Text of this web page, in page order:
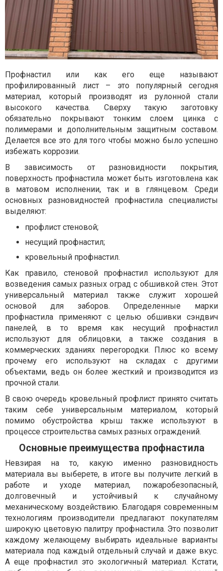
Профнастил или как его еще называют
профилированный лист – это популярный сегодня
материал, который производят из рулонной стали
высокого качества. Сверху такую заготовку
обязательно покрывают тонким слоем цинка с
полимерами и дополнительным защитным составом.
Делается все это для того чтобы можно было успешно
избежать коррозии.
В зависимость от разновидности покрытия,
поверхность профнастила может быть изготовлена как
в матовом исполнении, так и в глянцевом. Среди
основных разновидностей профнастила специалисты
выделяют:
профлист стеновой;
несущий профнастил;
кровельный профнастил.
Как правило, стеновой профнастил используют для
возведения самых разных оград с обшивкой стен. Этот
универсальный материал также служит хорошей
основой для заборов. Определенные марки
профнастила применяют с целью обшивки сэндвич
панелей, в то время как несущий профнастил
используют для облицовки, а также создания в
коммерческих зданиях перегородки. Плюс ко всему
прочему его используют на складах с другими
объектами, ведь он более жесткий и производится из
прочной стали.
В свою очередь кровельный профлист принято считать
таким себе универсальным материалом, который
помимо обустройства крыш также используют в
процессе строительства самых разных ограждений.
Основные преимущества профнастила
Невзирая на то, какую именно разновидность
материала вы выберете, в итоге вы получите легкий в
работе и уходе материал, пожаробезопасный,
долговечный и устойчивый к случайному
механическому воздействию. Благодаря современным
технологиям производители предлагают покупателям
широкую цветовую палитру профнастила. Это позволит
каждому желающему выбирать идеальные варианты
материала под каждый отдельный случай и даже вкус.
А еще профнастил это экологичный материал. Кстати,